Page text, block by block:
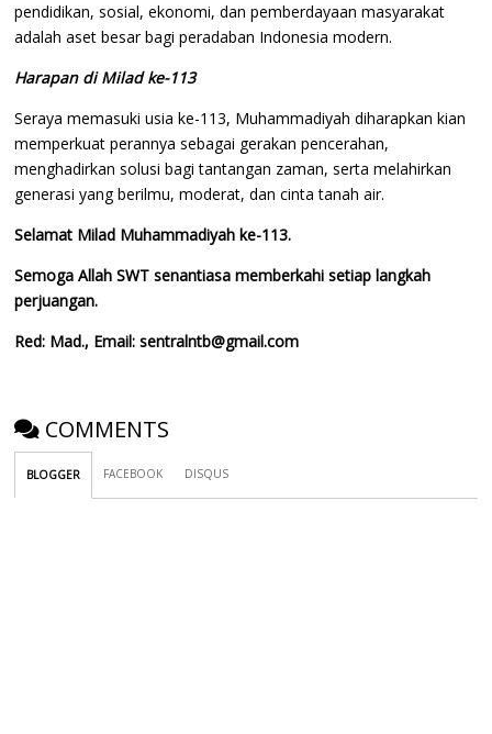
pendidikan, sosial, ekonomi, dan pemberdayaan masyarakat
adalah aset besar bagi peradaban Indonesia modern.
Harapan di Milad ke-113
Seraya memasuki usia ke-113, Muhammadiyah diharapkan kian
memperkuat perannya sebagai gerakan pencerahan,
menghadirkan solusi bagi tantangan zaman, serta melahirkan
generasi yang berilmu, moderat, dan cinta tanah air.
Selamat Milad Muhammadiyah ke-113.
Semoga Allah SWT senantiasa memberkahi setiap langkah
perjuangan.
Red: Mad., Email: sentralntb@gmail.com
COMMENTS
BLOGGER FACEBOOK DISQUS